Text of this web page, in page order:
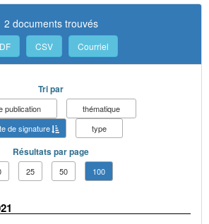
2 documents trouvés
CSV Courriel
Tri par
publication
thématique
de signature
type
Résultats par page
25 50 100